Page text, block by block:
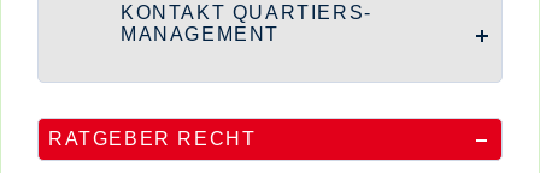
KONTAKT QUARTIERS-
MANAGEMENT
RATGEBER RECHT